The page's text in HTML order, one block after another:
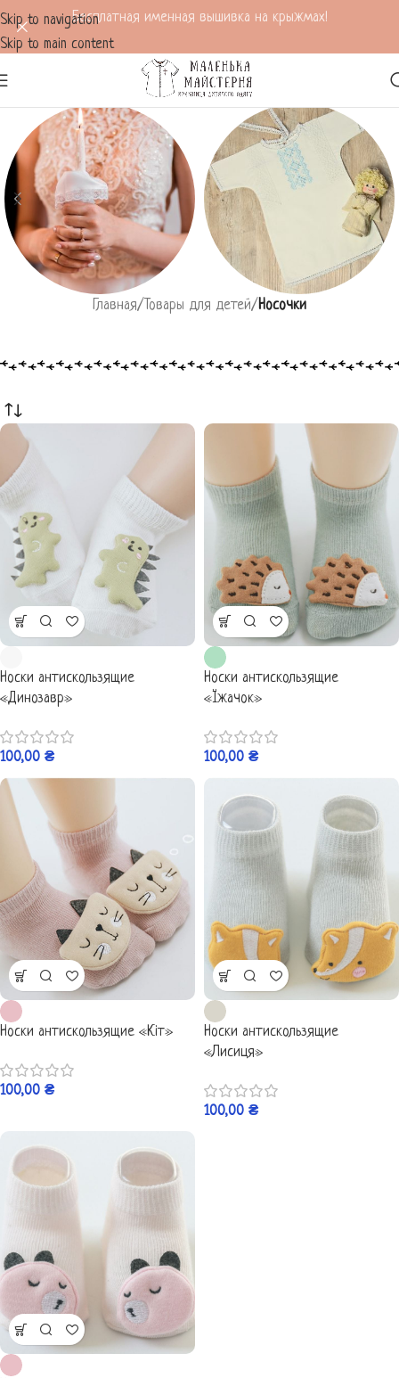
Skip to navigation
Skip to main content
Бесплатная именная вышивка на крыжмах!
Главная/ Товары для детей/Носочки
Носки антискользящие
«Динозавр»
100,00 ₴
Носки антискользящие
«Їжачок»
100,00 ₴
Носки антискользящие «Кіт»
100,00 ₴
Носки антискользящие
«Лисиця»
100,00 ₴